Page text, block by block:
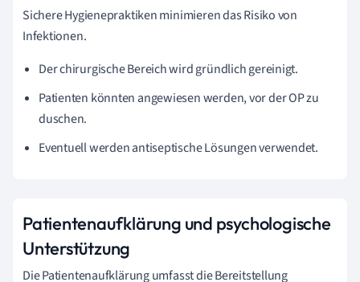
Sichere Hygienepraktiken minimieren das Risiko von
Infektionen.
Der chirurgische Bereich wird gründlich gereinigt.
Patienten könnten angewiesen werden, vor der OP zu
duschen.
Eventuell werden antiseptische Lösungen verwendet.
Patientenaufklärung und psychologische
Unterstützung
Die Patientenaufklärung umfasst die Bereitstellung